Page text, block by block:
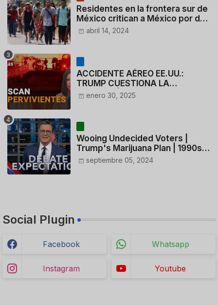
Residentes en la frontera sur de
México critican a México por dar
110 dólares a migrantes
abril 14, 2024
ACCIDENTE AÉREO EE.UU.:
TRUMP CUESTIONA LA
ACTUACIÓN DE LOS
enero 30, 2025
Wooing Undecided Voters |
Trump's Marijuana Plan | 1990s
Porn Expert Mark Robinson
septiembre 05, 2024
Social Plugin
Facebook Whatsapp
Instagram Youtube